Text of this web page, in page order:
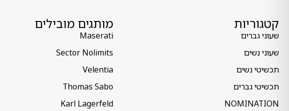
קטגוריות
שעוני גברים
שעוני נשים
תכשיטי נשים
תכשיטי גברים
NOMINATION
מותגים מובילים
Maserati
Sector Nolimits
Velentia
Thomas Sabo
Karl Lagerfeld